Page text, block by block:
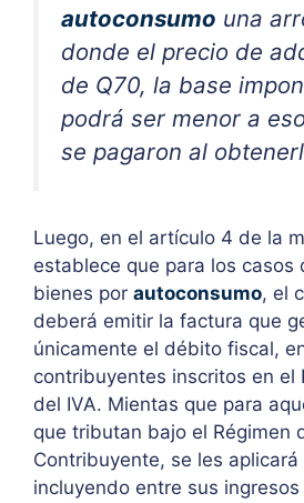
autoconsumo una
donde el precio de
de Q70, la base
podrá ser menor a
se pagaron al
Luego, en el artículo 4 de la
establece que para los casos
bienes por autoconsumo, el
deberá emitir la factura que
únicamente el débito fiscal,
contribuyentes inscritos en el
del IVA. Mientas que para
que tributan bajo el Régimen
Contribuyente, se les
incluyendo entre sus